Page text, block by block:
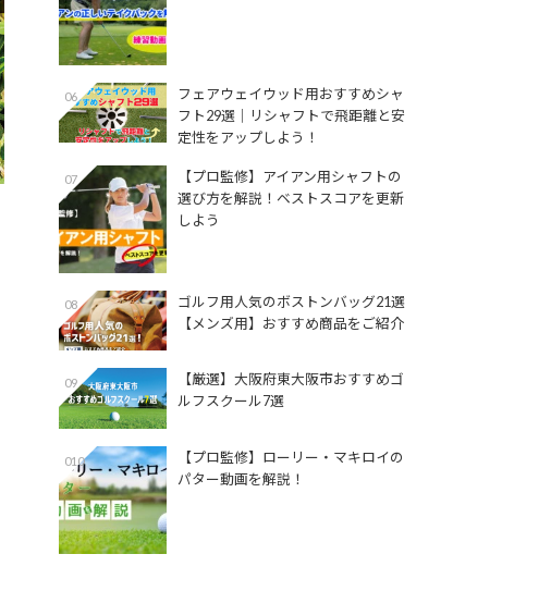
06
フェアウェイウッド用おすすめシャ
フト29選│リシャフトで飛距離と安
定性をアップしよう！
07
【プロ監修】アイアン用シャフトの
選び方を解説！ベストスコアを更新
しよう
08
ゴルフ用人気のボストンバッグ21選
【メンズ用】おすすめ商品をご紹介
09
【厳選】大阪府東大阪市おすすめゴ
ルフスクール7選
010
【プロ監修】ローリー・マキロイの
パター動画を解説！